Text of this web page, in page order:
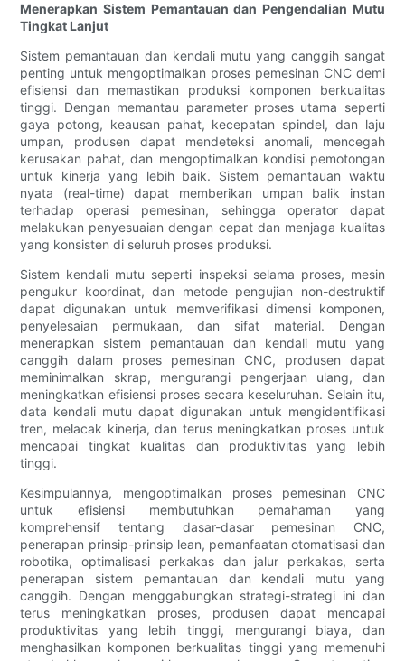
Menerapkan Sistem Pemantauan dan Pengendalian Mutu
Tingkat Lanjut
Sistem pemantauan dan kendali mutu yang canggih sangat
penting untuk mengoptimalkan proses pemesinan CNC demi
efisiensi dan memastikan produksi komponen berkualitas
tinggi. Dengan memantau parameter proses utama seperti
gaya potong, keausan pahat, kecepatan spindel, dan laju
umpan, produsen dapat mendeteksi anomali, mencegah
kerusakan pahat, dan mengoptimalkan kondisi pemotongan
untuk kinerja yang lebih baik. Sistem pemantauan waktu
nyata (real-time) dapat memberikan umpan balik instan
terhadap operasi pemesinan, sehingga operator dapat
melakukan penyesuaian dengan cepat dan menjaga kualitas
yang konsisten di seluruh proses produksi.
Sistem kendali mutu seperti inspeksi selama proses, mesin
pengukur koordinat, dan metode pengujian non-destruktif
dapat digunakan untuk memverifikasi dimensi komponen,
penyelesaian permukaan, dan sifat material. Dengan
menerapkan sistem pemantauan dan kendali mutu yang
canggih dalam proses pemesinan CNC, produsen dapat
meminimalkan skrap, mengurangi pengerjaan ulang, dan
meningkatkan efisiensi proses secara keseluruhan. Selain itu,
data kendali mutu dapat digunakan untuk mengidentifikasi
tren, melacak kinerja, dan terus meningkatkan proses untuk
mencapai tingkat kualitas dan produktivitas yang lebih
tinggi.
Kesimpulannya, mengoptimalkan proses pemesinan CNC
untuk efisiensi membutuhkan pemahaman yang
komprehensif tentang dasar-dasar pemesinan CNC,
penerapan prinsip-prinsip lean, pemanfaatan otomatisasi dan
robotika, optimalisasi perkakas dan jalur perkakas, serta
penerapan sistem pemantauan dan kendali mutu yang
canggih. Dengan menggabungkan strategi-strategi ini dan
terus meningkatkan proses, produsen dapat mencapai
produktivitas yang lebih tinggi, mengurangi biaya, dan
menghasilkan komponen berkualitas tinggi yang memenuhi